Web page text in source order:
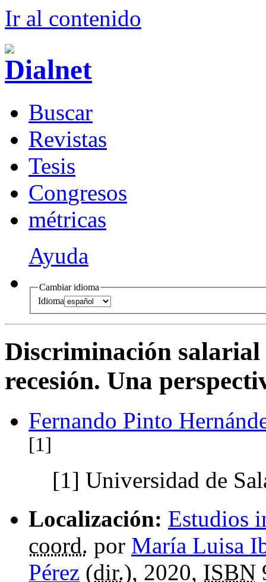
Ir al contenido
Buscar
Revistas
Tesis
Congresos
métricas
Ayuda
Cambiar idioma
Idioma
Discriminación
recesión. Una
Fernando Pinto
[1]
[1] Universidad de
Localización: Estudios
coord. por María Luisa
Pérez (dir.), 2020, ISBN